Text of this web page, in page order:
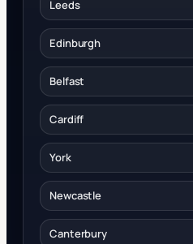
Leeds
Edinburgh
Belfast
Cardiff
York
Newcastle
Canterbury